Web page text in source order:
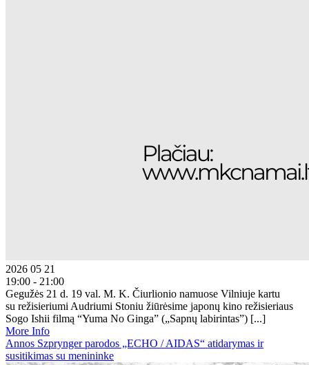
2026 05 21
19:00 - 21:00
Gegužės 21 d. 19 val. M. K. Čiurlionio namuose Vilniuje kartu
su režisieriumi Audriumi Stoniu žiūrėsime japonų kino režisieriaus
Sogo Ishii filmą “Yuma No Ginga” („Sapnų labirintas”) [...]
More Info
Annos Szprynger parodos „ECHO / AIDAS“ atidarymas ir
susitikimas su menininke